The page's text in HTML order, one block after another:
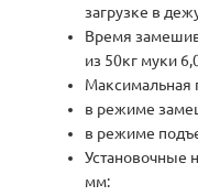
загрузке в
Время
из 50кг муки
Максимальная
в режиме
в режиме
Установочные
мм: